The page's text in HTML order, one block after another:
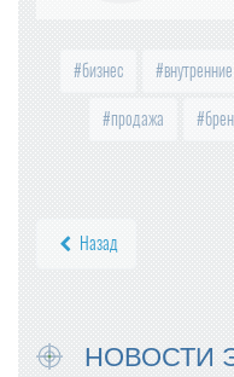
бизнес
продажа
Назад
НОВОСТИ